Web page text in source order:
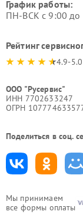
Мы принимаем
все формы оплаты
График работы:
ПН-ВСК с 9:00 до
Рейтинг
4.9-5.0
ООО "Русервис"
ИНН 7702633247
ОГРН
Поделиться в соц.